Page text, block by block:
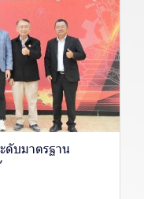
ดับมาตรฐาน